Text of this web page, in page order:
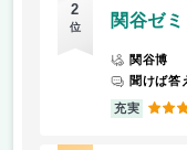
2
位 関谷ゼミ
関谷博
充実 3